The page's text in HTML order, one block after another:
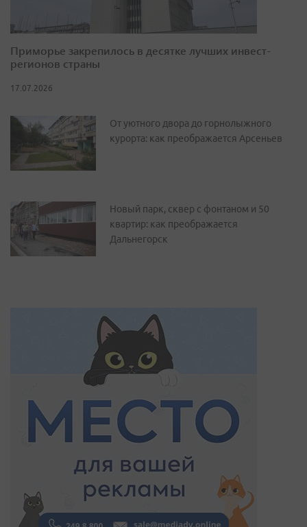
Приморье закрепилось в десятке лучших инвест-
регионов страны
17.07.2026
От уютного двора до горнолыжного
курорта: как преображается Арсеньев
Новый парк, сквер с фонтаном и 50
квартир: как преображается
Дальнегорск